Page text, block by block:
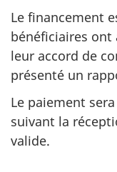
Le financement
bénéficiaires
leur accord de
présenté un
Le paiement
suivant la
valide.